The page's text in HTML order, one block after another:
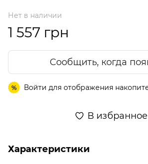
Нет в наличии
1 557 грн
Сообщить, когда
% Войти для отображения
В избранное
Характеристики